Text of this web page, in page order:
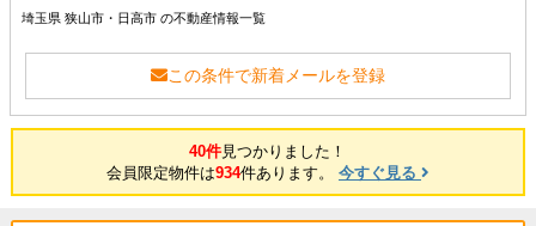
埼玉県 狭山市・日高市 の不動産情報一覧
この条件で新着メールを登録
40件見つかりました！
会員限定物件は934件あります。 今すぐ見る